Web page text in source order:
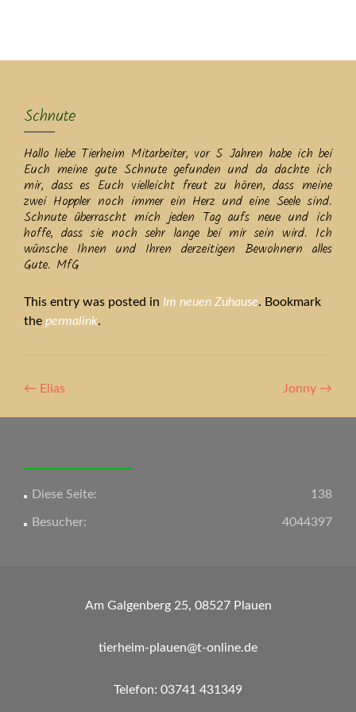
Schnute
Hallo liebe Tierheim Mitarbeiter, vor 5 Jahren habe ich bei
Euch meine gute Schnute gefunden und da dachte ich
mir, dass es Euch vielleicht freut zu hören, dass meine
zwei Hoppler noch immer ein Herz und eine Seele sind.
Schnute überrascht mich jeden Tag aufs neue und ich
hoffe, dass sie noch sehr lange bei mir sein wird. Ich
wünsche Ihnen und Ihren derzeitigen Bewohnern alles
Gute. MfG
This entry was posted in Im neuen Zuhause. Bookmark
the permalink.
Artikel-
Navigation
← Elias Jonny →
138
Diese Seite:
4044397
Besucher:
Am Galgenberg 25, 08527 Plauen
tierheim-plauen@t-online.de
Telefon: 03741 431349